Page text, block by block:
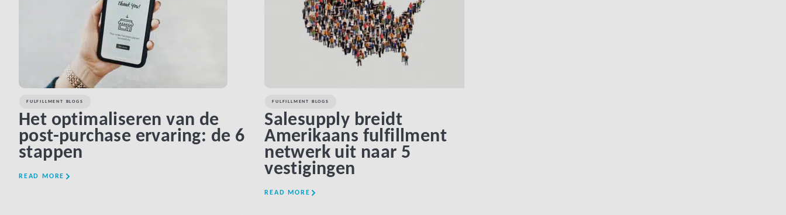
FULFILLMENT BLOGS
Het optimaliseren van de
post-purchase ervaring: de 6
stappen
READ MORE
FULFILLMENT BLOGS
Salesupply breidt
Amerikaans fulfillment
netwerk uit naar 5
vestigingen
READ MORE